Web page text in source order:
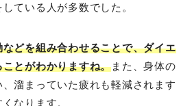
ている人が多数でした。
どを組み合わせることで、ダイエ
とがわかりますね。また、身体の
溜まっていた疲れも軽減されます
なります。